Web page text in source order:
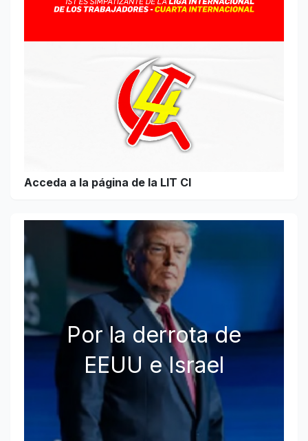
Acceda a la página de la LIT CI
Por la derrota de
EEUU e Israel